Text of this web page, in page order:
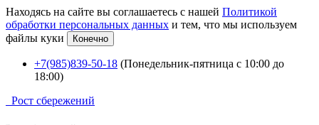
Находясь на сайте вы соглашаетесь с нашей Политикой
обработки персональных данных и тем, что мы используем
файлы куки
Конечно
+7(985)839-50-18 (Понедельник-пятница с 10:00 до
18:00)
Рост сбережений